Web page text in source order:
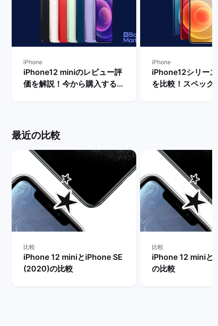
iPhone
iPhone12 miniのレビュー評
価を解説！今から購入するメ
iPhone
iPhone12シリー
を比較！スペック
最近の比較
比較
iPhone 12 miniとiPhone SE
(2020)の比較
比較
iPhone 12 miniと
の比較